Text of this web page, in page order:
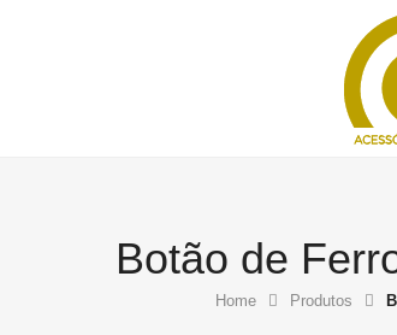
Botão de
Home Produtos